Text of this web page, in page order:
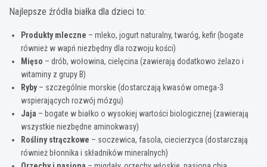
Najlepsze źródła białka dla dzieci to:
Produkty mleczne – mleko, jogurt naturalny, twaróg, kefir (bogate
również w wapń niezbędny dla rozwoju kości)
Mięso – drób, wołowina, cielęcina (zawierają dodatkowo żelazo i
witaminy z grupy B)
Ryby– szczególnie morskie (dostarczają kwasów omega-3
wspierających rozwój mózgu)
Jaja – bogate w białko o wysokiej wartości biologicznej (zawierają
wszystkie niezbędne aminokwasy)
Rośliny strączkowe – soczewica, fasola, ciecierzyca (dostarczają
również błonnika i składników mineralnych)